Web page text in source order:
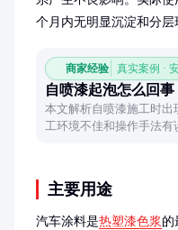
个月内无明显沉淀和分层
商家经验 真实案例 ·
自喷漆起泡怎么回事
本文解析自喷漆施工时
工环境不佳和操作手法
主要用途
汽车涂料是热塑漆色浆的